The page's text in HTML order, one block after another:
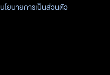
นโยบายการเป็นส่วนตัว